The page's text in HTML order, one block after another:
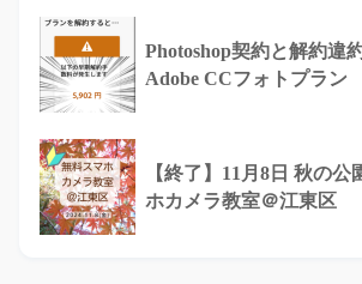
Photoshop契約と解約違
Adobe CCフォトプラン
【終了】11月8日 秋の
ホカメラ教室＠江東区